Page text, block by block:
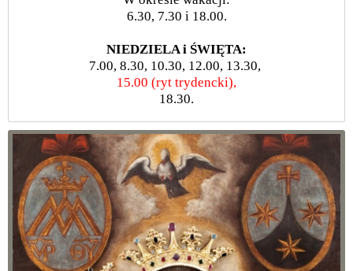
6.30, 7.30 i 18.00.
NIEDZIELA i ŚWIĘTA:
7.00, 8.30, 10.30, 12.00, 13.30,
15.00 (ryt trydencki),
18.30.